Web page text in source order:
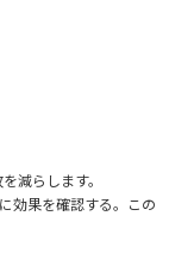
減らします。
効果を確認する。この